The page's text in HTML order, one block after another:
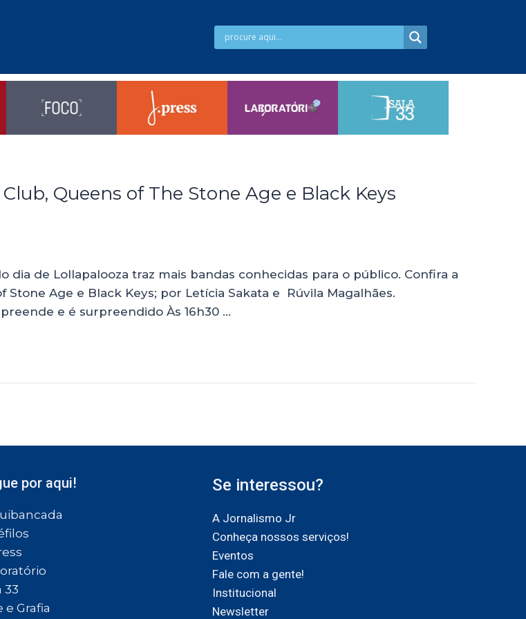
Queens of The Stone Age e Black Keys
de Lollapalooza traz mais bandas conhecidas para o público. Confira a
Age e Black Keys; por Letícia Sakata e Rúvila Magalhães.
e é surpreendido Às 16h30 …
por aqui!
33
e Grafia
Se interessou?
A Jornalismo Jr
Conheça nossos serviços!
Eventos
Fale com a gente!
Institucional
Newsletter